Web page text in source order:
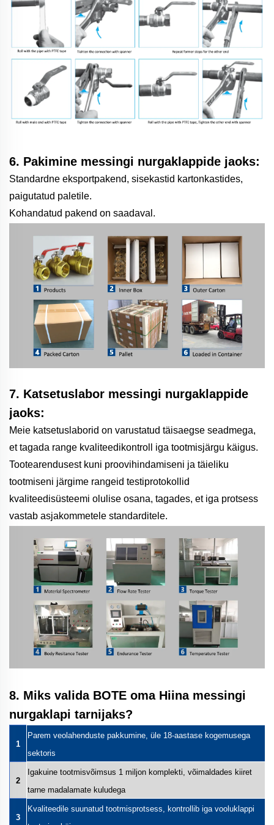
6. Pakimine messingi nurgaklappide jaoks:
Standardne eksportpakend, sisekastid kartonkastides,
paigutatud paletile.
Kohandatud pakend on saadaval.
7. Katsetuslabor messingi nurgaklappide
jaoks:
Meie katsetuslaborid on varustatud täisaegse seadmega,
et tagada range kvaliteedikontroll iga tootmisjärgu käigus.
Tootearendusest kuni proovihindamiseni ja täieliku
tootmiseni järgime rangeid testiprotokollid
kvaliteedisüsteemi olulise osana, tagades, et iga protsess
vastab asjakommetele standarditele.
8. Miks valida BOTE oma Hiina messingi
nurgaklapi tarnijaks?
1
Parem veolahenduste pakkumine, üle 18-aastase kogemusega
sektoris
2
Igakuine tootmisvõimsus 1 miljon komplekti, võimaldades kiiret
tarne madalamate kuludega
3
Kvaliteedile suunatud tootmisprotsess, kontrollib iga vooluklappi